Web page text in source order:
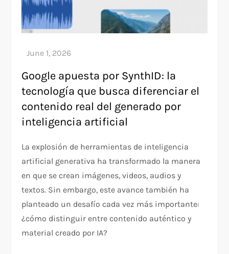
Google apuesta por SynthID: la
tecnología que busca diferenciar el
contenido real del generado por
inteligencia artificial
La explosión de herramientas de inteligencia
artificial generativa ha transformado la manera
en que se crean imágenes, videos, audios y
textos. Sin embargo, este avance también ha
planteado un desafío cada vez más importante:
¿cómo distinguir entre contenido auténtico y
material creado por IA?